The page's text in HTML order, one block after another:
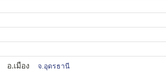
อ.เมือง จ.อุดรธานี